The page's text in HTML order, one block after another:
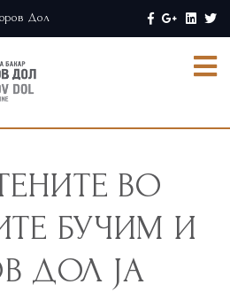
Дол
ВО
БУЧИМ И
ДОЛ ЈА